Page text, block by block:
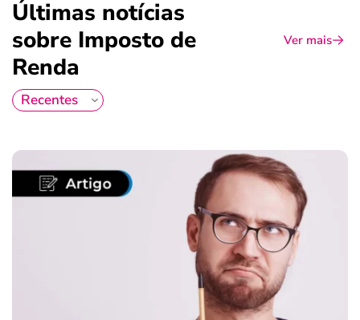
Últimas notícias
sobre Imposto de
Renda
Ver mais